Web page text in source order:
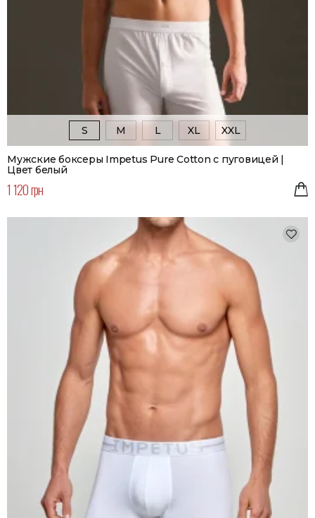
S M L XL XXL
Мужские боксеры Impetus Pure Cotton с пуговицей |
Цвет белый
1 120 грн